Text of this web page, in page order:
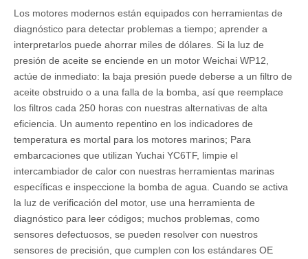
Los motores modernos están equipados con herramientas de
diagnóstico para detectar problemas a tiempo; aprender a
interpretarlos puede ahorrar miles de dólares. Si la luz de
presión de aceite se enciende en un motor Weichai WP12,
actúe de inmediato: la baja presión puede deberse a un filtro de
aceite obstruido o a una falla de la bomba, así que reemplace
los filtros cada 250 horas con nuestras alternativas de alta
eficiencia. Un aumento repentino en los indicadores de
temperatura es mortal para los motores marinos; Para
embarcaciones que utilizan Yuchai YC6TF, limpie el
intercambiador de calor con nuestras herramientas marinas
específicas e inspeccione la bomba de agua. Cuando se activa
la luz de verificación del motor, use una herramienta de
diagnóstico para leer códigos; muchos problemas, como
sensores defectuosos, se pueden resolver con nuestros
sensores de precisión, que cumplen con los estándares OE